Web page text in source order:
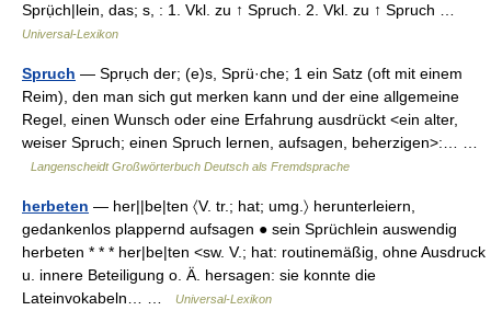
Sprụ̈ch|lein, das; s, : 1. Vkl. zu ↑ Spruch. 2. Vkl. zu ↑ Spruch …
Universal-Lexikon
Spruch — Sprụch der; (e)s, Sprü·che; 1 ein Satz (oft mit einem
Reim), den man sich gut merken kann und der eine allgemeine
Regel, einen Wunsch oder eine Erfahrung ausdrückt <ein alter,
weiser Spruch; einen Spruch lernen, aufsagen, beherzigen>:… …
Langenscheidt Großwörterbuch Deutsch als Fremdsprache
herbeten — her||be|ten 〈V. tr.; hat; umg.〉 herunterleiern,
gedankenlos plappernd aufsagen ● sein Sprüchlein auswendig
herbeten * * * her|be|ten <sw. V.; hat: routinemäßig, ohne Ausdruck
u. innere Beteiligung o. Ä. hersagen: sie konnte die
Lateinvokabeln… …
Universal-Lexikon